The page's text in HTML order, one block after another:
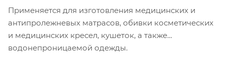
Применяется для изготовления медицинских и
антипролежневых матрасов, обивки косметических
и медицинских кресел, кушеток, а также
водонепроницаемой одежды.